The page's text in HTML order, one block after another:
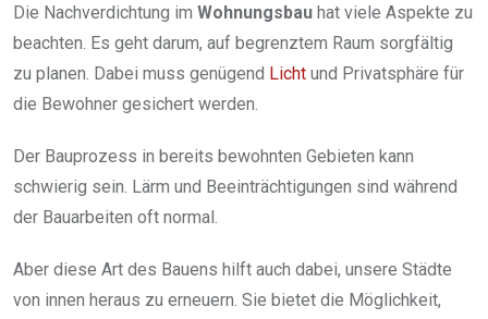
Die Nachverdichtung im Wohnungsbau hat viele Aspekte zu
beachten. Es geht darum, auf begrenztem Raum sorgfältig
zu planen. Dabei muss genügend Licht und Privatsphäre für
die Bewohner gesichert werden.
Der Bauprozess in bereits bewohnten Gebieten kann
schwierig sein. Lärm und Beeinträchtigungen sind während
der Bauarbeiten oft normal.
Aber diese Art des Bauens hilft auch dabei, unsere Städte
von innen heraus zu erneuern. Sie bietet die Möglichkeit,